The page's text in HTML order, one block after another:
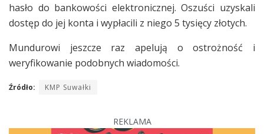
hasło do bankowości elektronicznej. Oszuści uzyskali
dostęp do jej konta i wypłacili z niego 5 tysięcy złotych.
Mundurowi jeszcze raz apelują o ostrożność i
weryfikowanie podobnych wiadomości.
Źródło: KMP Suwałki
REKLAMA